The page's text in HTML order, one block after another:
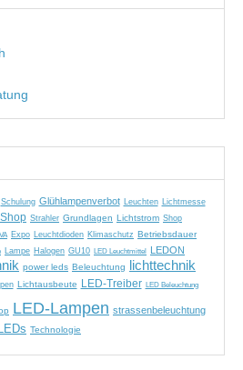
Schulung Glühlampenverbot Leuchten Lichtmesse
Strahler Grundlagen Lichtstrom Shop
Expo Leuchtdioden Klimaschutz Betriebsdauer
Lampe Halogen GU10 LED Leuchtmittel LEDON
power leds Beleuchtung lichttechnik
Lichtausbeute LED-Treiber LED Beleuchtung
LED-Lampen strassenbeleuchtung
LEDs Technologie